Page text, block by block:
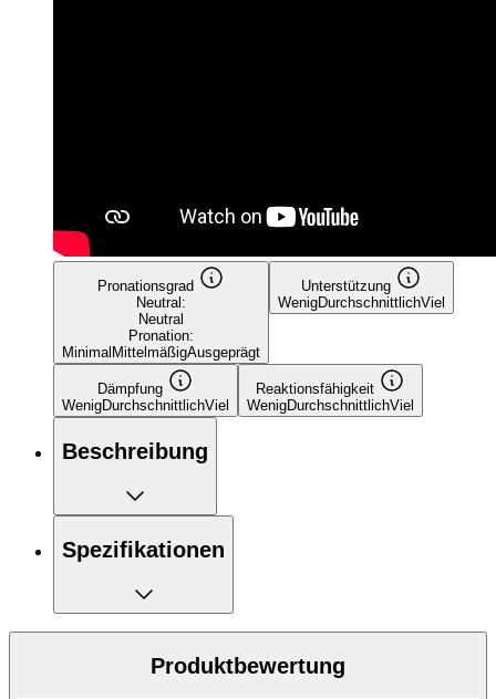
Pronationsgrad
Neutral:
Neutral
Pronation:
Minimal MittelmäßigAusgeprägt
Unterstützung
WenigDurchschnittlichViel
Dämpfung
WenigDurchschnittlichViel
Reaktionsfähigkeit
WenigDurchschnittlichViel
Beschreibung
Spezifikationen
Produktbewertung